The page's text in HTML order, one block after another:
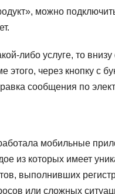
можно
либо услуге, то
этого, через кнопку с
сообщения по
мобильные
из которых имеет
выполнивших
или сложных